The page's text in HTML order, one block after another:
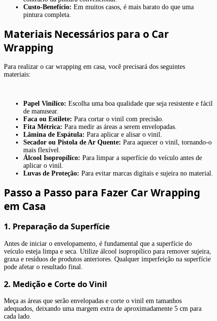
Custo-Benefício: Em muitos casos, é mais barato do que uma
pintura completa.
Materiais Necessários para o Car
Wrapping
Para realizar o car wrapping em casa, você precisará dos seguintes
materiais:
Papel Vinílico: Escolha uma boa qualidade que seja resistente e fácil
de manusear.
Faca ou Estilete: Para cortar o vinil com precisão.
Fita Métrica: Para medir as áreas a serem envelopadas.
Lâmina de Espátula: Para aplicar e alisar o vinil.
Secador ou Pistola de Ar Quente: Para aquecer o vinil, tornando-o
mais flexível.
Álcool Isopropílico: Para limpar a superfície do veículo antes de
aplicar o vinil.
Luvas de Proteção: Para evitar marcas digitais e sujeira no material.
Passo a Passo para Fazer Car Wrapping
em Casa
1. Preparação da Superfície
Antes de iniciar o envelopamento, é fundamental que a superfície do
veículo esteja limpa e seca. Utilize álcool isopropílico para remover sujeira,
graxa e resíduos de produtos anteriores. Qualquer imperfeição na superfície
pode afetar o resultado final.
2. Medição e Corte do Vinil
Meça as áreas que serão envelopadas e corte o vinil em tamanhos
adequados, deixando uma margem extra de aproximadamente 5 cm para
cada lado.